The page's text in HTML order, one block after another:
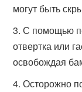
могут быть
С помощью
отвертка или
освобождая
Осторожно